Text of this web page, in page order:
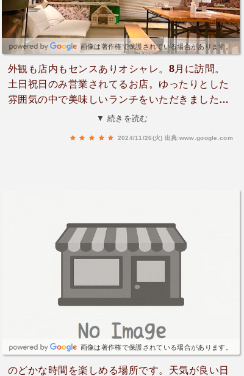
画像は著作権で保護されている場合があります。
外観も店内もセンスありオシャレ。8月に訪問。
土日祝日のみ営業されてるお店。ゆったりとした
雰囲気の中で美味しいランチをいただきました。
女性のオーナーさんと思われる方の接客も完璧。
▼ 続きを読む
2024/11/26(火) 出典:www.google.com
画像は著作権で保護されている場合があります。
のどかな時間を楽しめる場所です。天気が良い日